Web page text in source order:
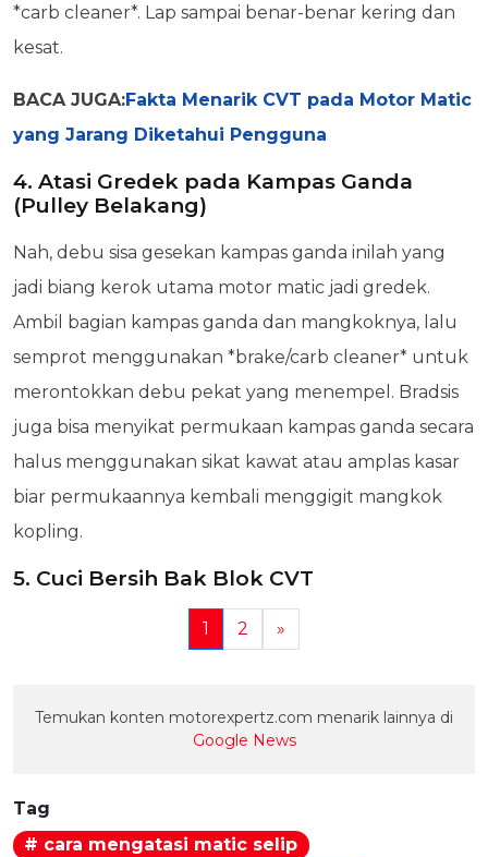
*carb cleaner*. Lap sampai benar-benar kering dan
kesat.
BACA JUGA:Fakta Menarik CVT pada Motor Matic
yang Jarang Diketahui Pengguna
4. Atasi Gredek pada Kampas Ganda
(Pulley Belakang)
Nah, debu sisa gesekan kampas ganda inilah yang
jadi biang kerok utama motor matic jadi gredek.
Ambil bagian kampas ganda dan mangkoknya, lalu
semprot menggunakan *brake/carb cleaner* untuk
merontokkan debu pekat yang menempel. Bradsis
juga bisa menyikat permukaan kampas ganda secara
halus menggunakan sikat kawat atau amplas kasar
biar permukaannya kembali menggigit mangkok
kopling.
5. Cuci Bersih Bak Blok CVT
1 2 »
Temukan konten motorexpertz.com menarik lainnya di
Google News
Tag
# cara mengatasi matic selip